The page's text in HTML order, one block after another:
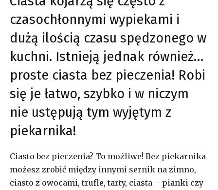
czasochłonnymi wypiekami i
dużą ilością czasu spędzonego w
kuchni. Istnieją jednak również…
proste ciasta bez pieczenia! Robi
się je łatwo, szybko i w niczym
nie ustępują tym wyjętym z
piekarnika!
Ciasto bez pieczenia? To możliwe! Bez piekarnika
możesz zrobić między innymi sernik na zimno,
ciasto z owocami, trufle, tarty, ciasta – pianki czy